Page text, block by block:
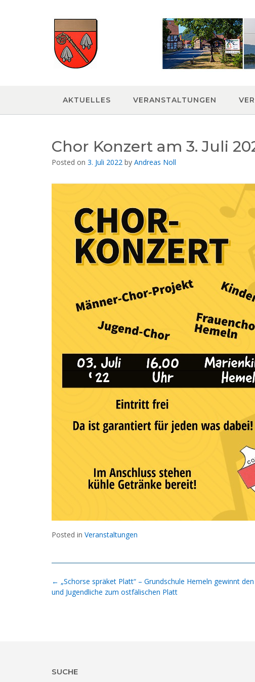
AKTUELLES VERANSTALTUNGEN
Chor Konzert am 3. Juli
Posted on 3. Juli 2022 by Andreas Noll
Posted in Veranstaltungen
Post
navigation
← „Schorse spräket Platt“ – Grundschule Hemeln gewinnt
und Jugendliche zum ostfälischen Platt
SUCHE